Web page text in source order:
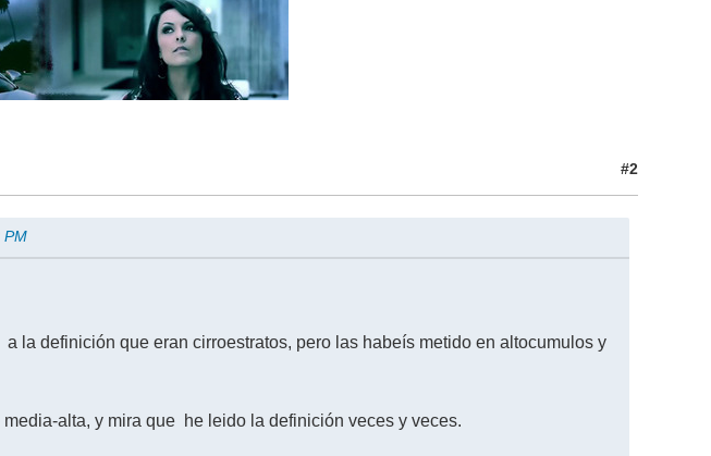
#2
PM
la definición que eran cirroestratos, pero las habeís metido en altocumulos y
alta, y mira que he leido la definición veces y veces.